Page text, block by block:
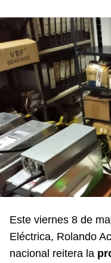
Este viernes 8 de
Eléctrica, Rolando
nacional reitera la